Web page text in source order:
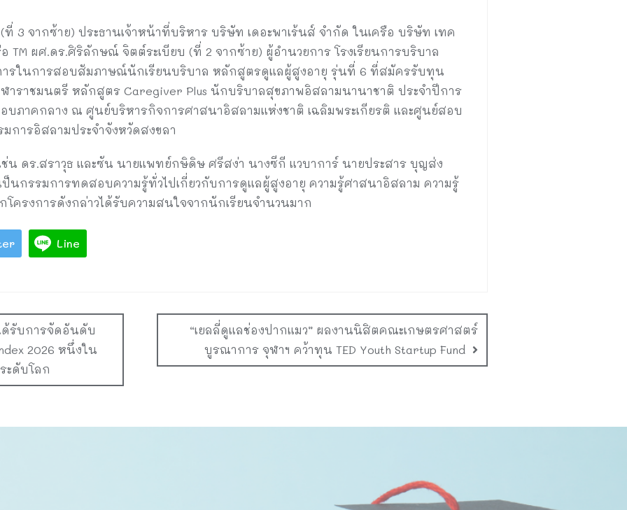
จากซ้าย) ประธานเจ้าหน้าที่บริหาร บริษัท เดอะพาเร้นส์ จำกัด ในเครือ บริษัท เทค
TM ผศ.ดร.ศิริลักษณ์ จิตต์ระเบียบ (ที่ 2 จากซ้าย) ผู้อำนวยการ โรงเรียนการบริบาล
ารในการสอบสัมภาษณ์นักเรียนบริบาล หลักสูตรดูแลผู้สูงอายุ รุ่นที่ 6 ที่สมัครรับทุน
าราชมนตรี หลักสูตร Caregiver Plus นักบริบาลสุขภาพอิสลามนานาชาติ ประจำปีการ
ภาคกลาง ณ ศูนย์บริหารกิจการศาสนาอิสลามแห่งชาติ เฉลิมพระเกียรติ และศูนย์สอบ
ารอิสลามประจำจังหวัดสงขลา
น ดร.สราวุธ และซัน นายแพทย์กษิดิษ ศรีสง่า นางซีกี แวบาการ์ นายประสาร บุญส่ง
นกรรมการทดสอบความรู้ทั่วไปเกี่ยวกับการดูแลผู้สูงอายุ ความรู้ศาสนาอิสลาม ความรู้
ครงการดังกล่าวได้รับความสนใจจากนักเรียนจำนวนมาก
Line
ด้รับการจัดอันดับ
2026 หนึ่งใน
ะดับโลก
“เยลลี่ดูแลช่องปากแมว” ผลงานนิสิตคณะเกษตรศาสตร์
บูรณาการ จุฬาฯ คว้าทุน TED Youth Startup Fund